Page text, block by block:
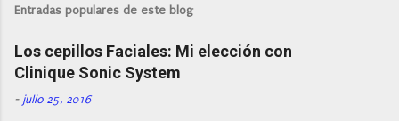
l
a
r
n
Entradas populares de este blog
Los cepillos Faciales: Mi elección con
Clinique Sonic System
- julio 25, 2016